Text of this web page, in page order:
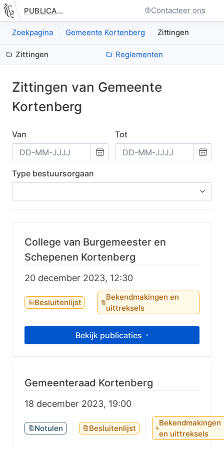
Nieuwe pagina: bestuurseenheid.zittingen.index
PUBLICATIE.GELINKT-NOTULEREN.VLAANDEREN.BE Contacteer ons
Zoekpagina Gemeente Kortenberg Zittingen
Zittingen Reglementen
Zittingen van Gemeente
Kortenberg
Van
Kies
een
datum
Tot
Kies
een
datum
Type bestuursorgaan
College van Burgemeester en
Schepenen Kortenberg
20 december 2023, 12:30
Besluitenlijst
Bekendmakingen en
uittreksels
Bekijk publicaties
Gemeenteraad Kortenberg
18 december 2023, 19:00
Notulen Besluitenlijst
Bekendmakingen
en uittreksels